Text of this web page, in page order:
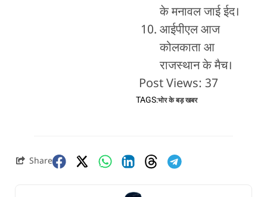
के मनावल जाई ईद।
आईपीएल आज
कोलकाता आ
राजस्थान के मैच।
Post Views: 37
TAGS:भोर के बड़ खबर
Share